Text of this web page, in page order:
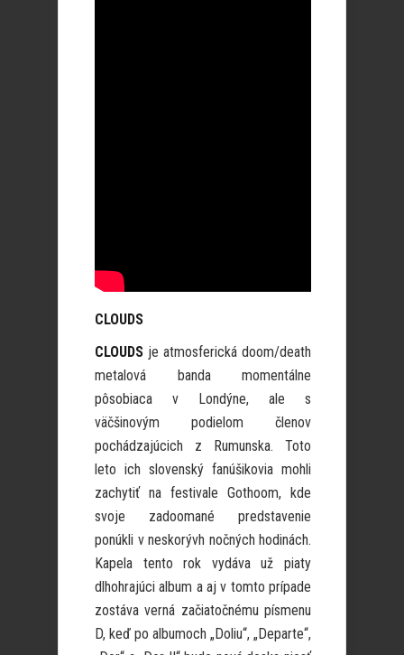
CLOUDS
CLOUDS je atmosferická doom/death
metalová banda momentálne
pôsobiaca v Londýne, ale s
väčšinovým podielom členov
pochádzajúcich z Rumunska. Toto
leto ich slovenský fanúšikovia mohli
zachytiť na festivale Gothoom, kde
svoje zadoomané predstavenie
ponúkli v neskorývh nočných hodinách.
Kapela tento rok vydáva už piaty
dlhohrajúci album a aj v tomto prípade
zostáva verná začiatočnému písmenu
D, keď po albumoch „Doliu“, „Departe“,